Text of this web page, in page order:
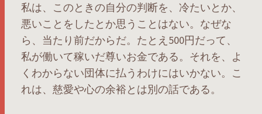
私は、このときの自分の判断を、冷たいとか、
悪いことをしたとか思うことはない。なぜな
ら、当たり前だからだ。たとえ500円だって、
私が働いて稼いだ尊いお金である。それを、よ
くわからない団体に払うわけにはいかない。こ
れは、慈愛や心の余裕とは別の話である。